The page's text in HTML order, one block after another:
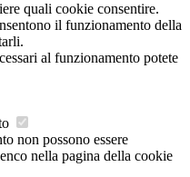
quali cookie consentire.
il funzionamento della
al funzionamento potete
non possono essere
nella pagina della cookie